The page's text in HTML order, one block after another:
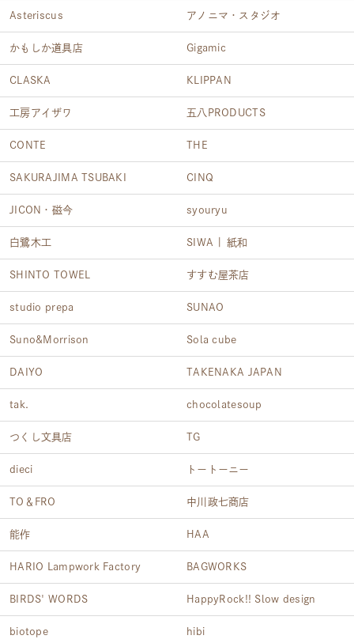
Asteriscus アノニマ・スタジオ
かもしか道具店 Gigamic
CLASKA KLIPPAN
工房アイザワ 五八PRODUCTS
CONTE THE
SAKURAJIMA TSUBAKI CINQ
JICON・磁今 syouryu
白鷺木工 SIWA | 紙和
SHINTO TOWEL すすむ屋茶店
studio prepa SUNAO
Suno&Morrison Sola cube
DAIYO TAKENAKA JAPAN
tak. chocolatesoup
つくし文具店 TG
dieci トートーニー
TO＆FRO 中川政七商店
能作 HAA
HARIO Lampwork Factory BAGWORKS
BIRDS' WORDS HappyRock!! Slow design
biotope hibi